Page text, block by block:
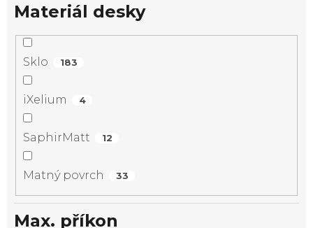
Materiál desky
Sklo 183
iXelium 4
SaphirMatt 12
Matný povrch 33
Max. příkon